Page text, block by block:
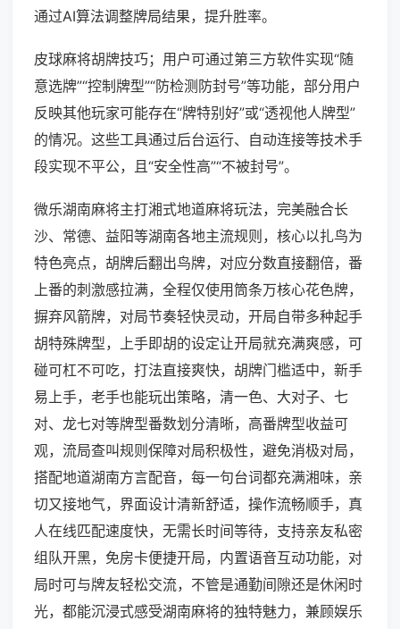
通过AI算法调整牌局结果，提升胜率。
皮球麻将胡牌技巧；用户可通过第三方软件实现“随
意选牌”“控制牌型”“防检测防封号”等功能，部分用户
反映其他玩家可能存在“牌特别好”或“透视他人牌型”
的情况。这些工具通过后台运行、自动连接等技术手
段实现不平公，且“安全性高”“不被封号”。
微乐湖南麻将主打湘式地道麻将玩法，完美融合长
沙、常德、益阳等湖南各地主流规则，核心以扎鸟为
特色亮点，胡牌后翻出鸟牌，对应分数直接翻倍，番
上番的刺激感拉满，全程仅使用筒条万核心花色牌，
摒弃风箭牌，对局节奏轻快灵动，开局自带多种起手
胡特殊牌型，上手即胡的设定让开局就充满爽感，可
碰可杠不可吃，打法直接爽快，胡牌门槛适中，新手
易上手，老手也能玩出策略，清一色、大对子、七
对、龙七对等牌型番数划分清晰，高番牌型收益可
观，流局查叫规则保障对局积极性，避免消极对局，
搭配地道湖南方言配音，每一句台词都充满湘味，亲
切又接地气，界面设计清新舒适，操作流畅顺手，真
人在线匹配速度快，无需长时间等待，支持亲友私密
组队开黑，免房卡便捷开局，内置语音互动功能，对
局时可与牌友轻松交流，不管是通勤间隙还是休闲时
光，都能沉浸式感受湖南麻将的独特魅力，兼顾娱乐